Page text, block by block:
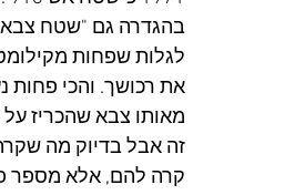
בהגדרה גם "שטח
לגלות שפחות
את רכושך. והכי פחות
מאותו צבא שהכריז
זה אבל בדיוק מה
קרה להם, אלא מספר